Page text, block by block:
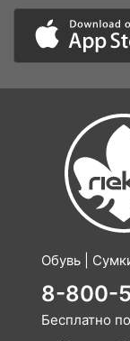
Обувь |
8-800-
по Москве:
по Санкт-
по Уфе:
8
по